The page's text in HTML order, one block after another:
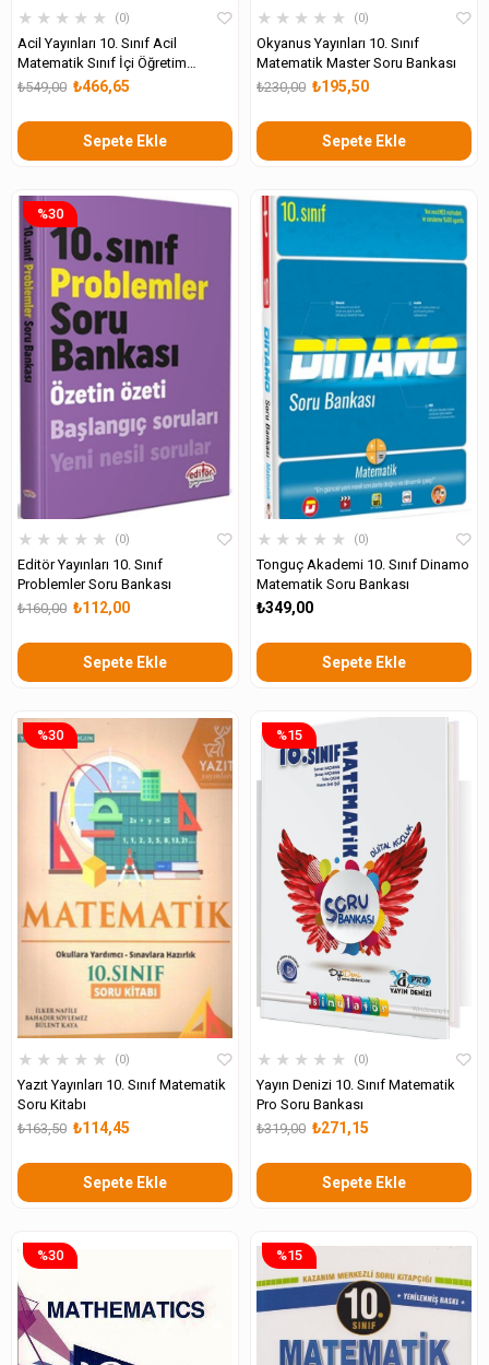
★ ★ ★ ★ ★ 0
Acil Yayınları 10. Sınıf Acil
Matematik Sınıf İçi Öğretim
Fasikülleri₺466,65
₺549,00
Sepete Ekle
★ ★ ★ ★ ★ 0
Okyanus Yayınları 10. Sınıf
Matematik Master Soru Bankası
₺195,50
₺230,00
Sepete Ekle
★ ★ ★ ★ ★ 0
Editör Yayınları 10. Sınıf
Problemler Soru Bankası
₺112,00
₺160,00
Sepete Ekle
%30
★ ★ ★ ★ ★ 0
Tonguç Akademi 10. Sınıf Dinamo
Matematik Soru Bankası
₺349,00
Sepete Ekle
★ ★ ★ ★ ★ 0
Yazıt Yayınları 10. Sınıf Matematik
Soru Kitabı
₺114,45
₺163,50
Sepete Ekle
%30
★ ★ ★ ★ ★ 0
Yayın Denizi 10. Sınıf Matematik
Pro Soru Bankası
₺271,15
₺319,00
Sepete Ekle
%15
%30 %15